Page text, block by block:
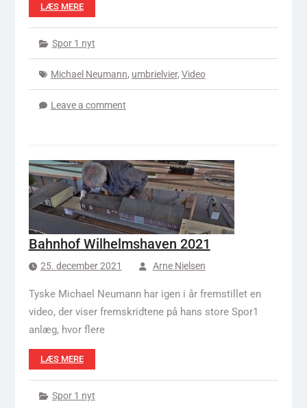
LÆS MERE
Spor 1 nyt
Michael Neumann, umbrielvier, Video
Leave a comment
Bahnhof Wilhelmshaven 2021
25. december 2021 Arne Nielsen
Tyske Michael Neumann har igen i år fremstillet en
video, der viser fremskridtene på hans store Spor1
anlæg, hvor flere
LÆS MERE
Spor 1 nyt